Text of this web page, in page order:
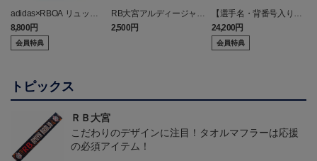
adidas×RBOA リュック
（選手着用モデル）
8,800円
会員特典
RB大宮アルディージャ
ピカチュウ タオルマフラ
ー
2,500円
【選手名・背番号入り】
2026/27オーセンティッ
クユニフォーム（フィー
ルド1st）
24,200円
会員特典
トピックス
ＲＢ大宮
こだわりのデザインに注目！タオルマフラーは応援
の必須アイテム！